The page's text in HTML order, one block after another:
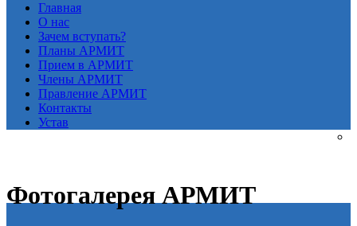
Главная
О нас
Зачем вступать?
Планы АРМИТ
Прием в АРМИТ
Члены АРМИТ
Правление АРМИТ
Контакты
Устав
Фотогалерея АРМИТ